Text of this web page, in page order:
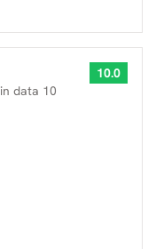
in data 10
10.0